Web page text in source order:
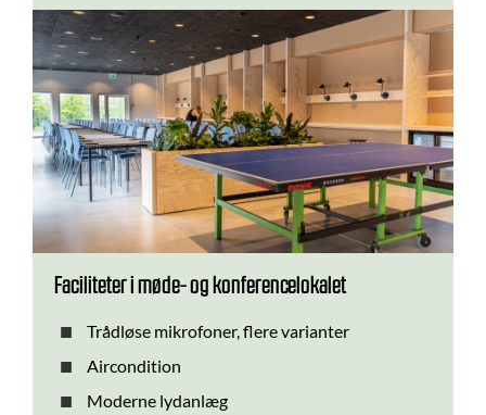
Faciliteter i møde- og konferencelokalet
Trådløse mikrofoner, flere varianter
Aircondition
​Moderne lydanlæg